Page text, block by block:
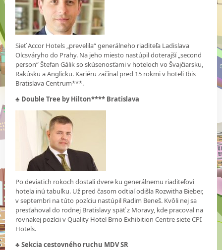
Sieť Accor Hotels „prevelila“ generálneho riaditeľa Ladislava
Olcsváryho do Prahy. Na jeho miesto nastúpil doterajší „second
person“ Štefan Gálik so skúsenosťami v hoteloch vo Švajčiarsku,
Rakúsku a Anglicku. Kariéru začínal pred 15 rokmi v hoteli Ibis
Bratislava Centrum***.
♣ Double Tree by Hilton**** Bratislava
Po deviatich rokoch dostali dvere ku generálnemu riaditeľovi
hotela inú tabuľku. Už pred časom odtiaľ odišla Rozwitha Bieber,
v septembri na túto pozíciu nastúpil Radim Beneš. Kvôli nej sa
presťahoval do rodnej Bratislavy späť z Moravy, kde pracoval na
rovnakej pozícii v Quality Hotel Brno Exhibition Centre siete CPI
Hotels.
♣Sekcia cestovného ruchu MDV SR